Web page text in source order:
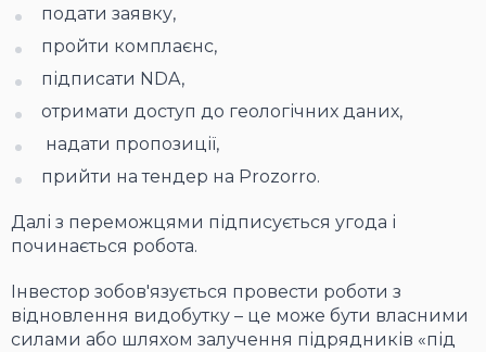
подати заявку,
пройти комплаєнс,
підписати NDA,
отримати доступ до геологічних даних,
надати пропозиції,
прийти на тендер на Prozorro.
Далі з переможцями підписується угода і
починається робота.
Інвестор зобов'язується провести роботи з
відновлення видобутку – це може бути власними
силами або шляхом залучення підрядників «під